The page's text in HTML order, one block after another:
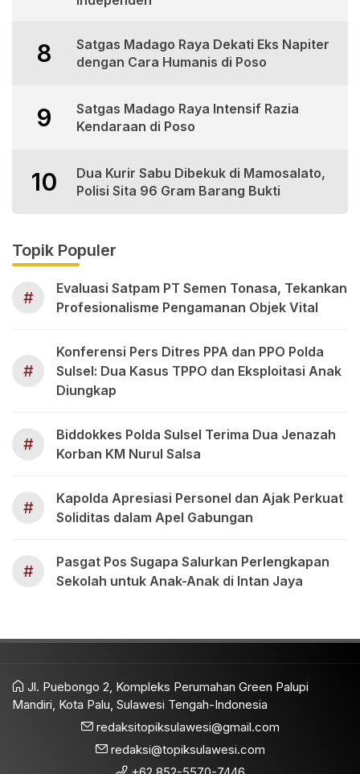
8
Satgas Madago Raya Dekati Eks Napiter
dengan Cara Humanis di Poso
9
Satgas Madago Raya Intensif Razia
Kendaraan di Poso
10
Dua Kurir Sabu Dibekuk di Mamosalato,
Polisi Sita 96 Gram Barang Bukti
Topik Populer
#
Evaluasi Satpam PT Semen Tonasa, Tekankan
Profesionalisme Pengamanan Objek Vital
#
Konferensi Pers Ditres PPA dan PPO Polda
Sulsel: Dua Kasus TPPO dan Eksploitasi Anak
Diungkap
#
Biddokkes Polda Sulsel Terima Dua Jenazah
Korban KM Nurul Salsa
#
Kapolda Apresiasi Personel dan Ajak Perkuat
Soliditas dalam Apel Gabungan
#
Pasgat Pos Sugapa Salurkan Perlengkapan
Sekolah untuk Anak-Anak di Intan Jaya
Jl. Puebongo 2, Kompleks Perumahan Green Palupi
Mandiri, Kota Palu, Sulawesi Tengah-Indonesia
redaksitopiksulawesi@gmail.com
redaksi@topiksulawesi.com